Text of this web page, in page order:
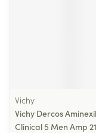
Vichy
Vichy Dercos Aminexil
Clinical 5 Men Amp